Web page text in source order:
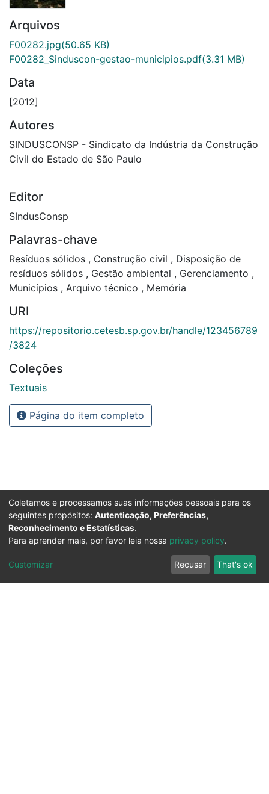
Arquivos
F00282.jpg(50.65 KB)
F00282_Sinduscon-gestao-municipios.pdf(3.31 MB)
Data
[2012]
Autores
SINDUSCONSP - Sindicato da Indústria da Construção
Civil do Estado de São Paulo
Editor
SIndusConsp
Palavras-chave
Resíduos sólidos , Construção civil , Disposição de
resíduos sólidos , Gestão ambiental , Gerenciamento ,
Municípios , Arquivo técnico , Memória
URI
https://repositorio.cetesb.sp.gov.br/handle/123456789
/3824
Coleções
Textuais
Página do item completo
Coletamos e processamos suas informações pessoais para os
seguintes propósitos: Autenticação, Preferências,
Reconhecimento e Estatísticas.
Para aprender mais, por favor leia nossa privacy policy.
Customizar Recusar That's ok